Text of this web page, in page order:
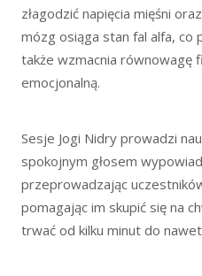
złagodzić napięcia mięśni
mózg osiąga stan fal alfa, co
także wzmacnia równowagę
emocjonalną.
Sesje Jogi Nidry prowadzi
spokojnym głosem
przeprowadzając
pomagając im skupić się na
trwać od kilku minut do